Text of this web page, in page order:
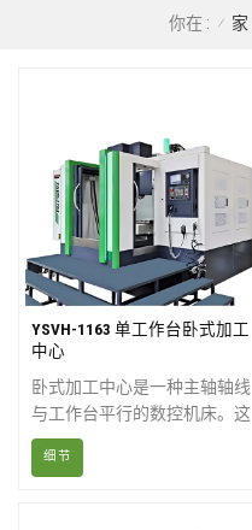
你在 : / 家
YSVH-1163 单工作台卧式加工
中心
卧式加工中心是一种主轴轴线
与工作台平行的数控机床。这
种机床主要适用于加工箱型零
件。其主轴处于水平位置，通
细节